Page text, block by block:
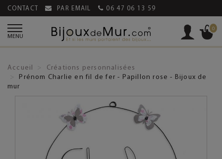
CONTACT PAR EMAIL 06 47 06 13 59
MENU
0
Accueil
Créations personnalisées
Prénom Charlie en fil de fer - Papillon rose - Bijoux de
mur